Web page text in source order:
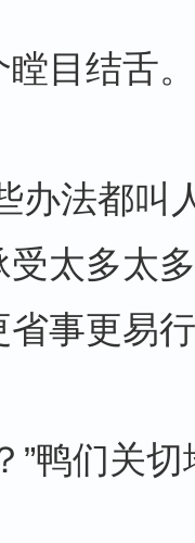
目结舌。
法都叫
太多太
事更易
鸭们关切